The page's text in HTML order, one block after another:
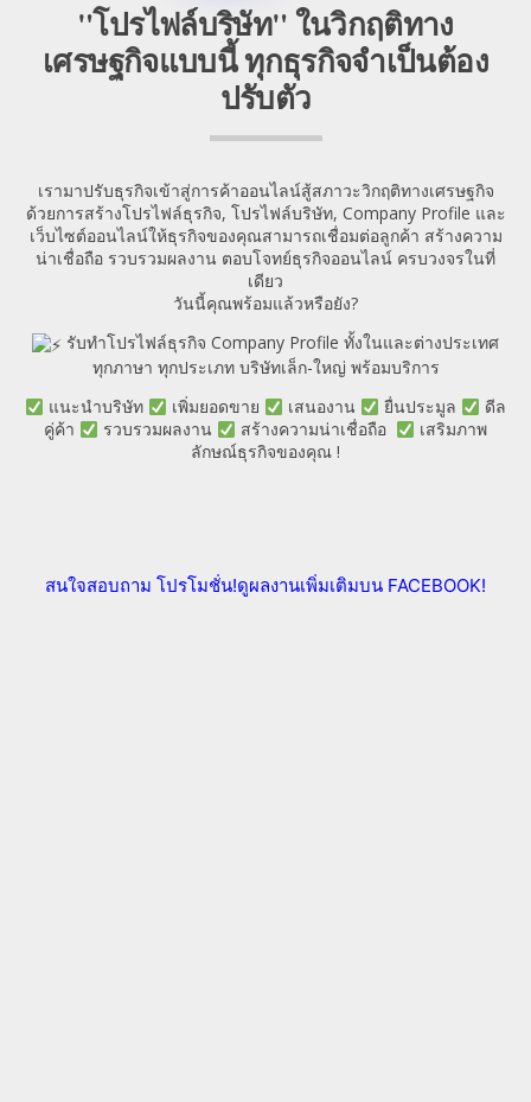
"โปรไฟล์บริษัท" ในวิกฤติทาง
เศรษฐกิจแบบนี้ ทุกธุรกิจจำเป็นต้อง
ปรับตัว
เรามาปรับธุรกิจเข้าสู่การค้าออนไลน์สู้สภาวะวิกฤติทางเศรษฐกิจ
ด้วยการสร้างโปรไฟล์ธุรกิจ, โปรไฟล์บริษัท, Company Profile และ
เว็บไซต์ออนไลน์ให้ธุรกิจของคุณสามารถเชื่อมต่อลูกค้า สร้างความ
น่าเชื่อถือ รวบรวมผลงาน ตอบโจทย์ธุรกิจออนไลน์ ครบวงจรในที่
เดียว
วันนี้คุณพร้อมแล้วหรือยัง?
รับทำโปรไฟล์ธุรกิจ Company Profile ทั้งในและต่างประเทศ
ทุกภาษา ทุกประเภท บริษัทเล็ก-ใหญ่ พร้อมบริการ
แนะนำบริษัท
เพิ่มยอดขาย เสนองาน ยื่นประมูล
ดีล
คู่ค้า
รวบรวมผลงาน สร้างความน่าเชื่อถือ
เสริมภาพ
ลักษณ์ธุรกิจของคุณ !
สนใจสอบถาม โปรโมชั่น!ดูผลงานเพิ่มเติมบน FACEBOOK!